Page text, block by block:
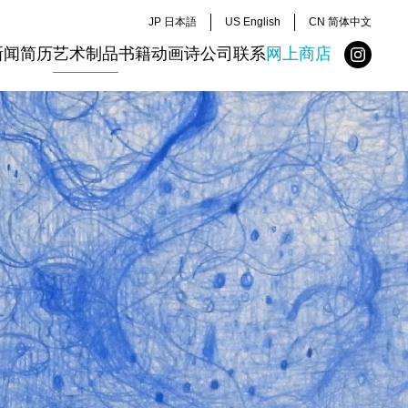
简历艺术制品书籍动画诗公司 联系网上商店
US English
JP 日本語 CN 简体中文